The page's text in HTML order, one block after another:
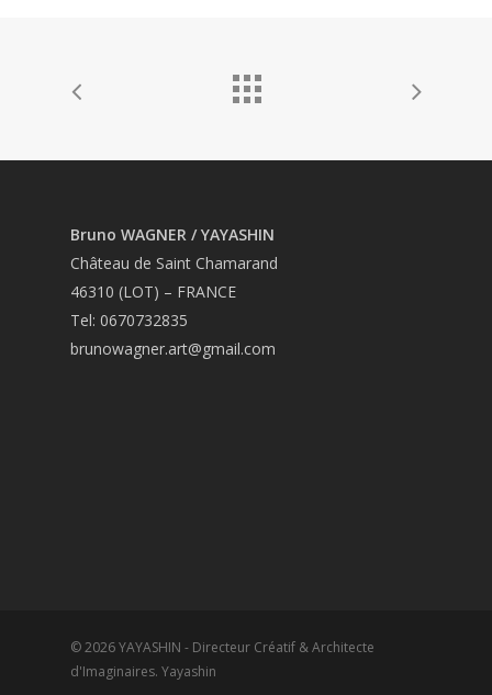
Bruno WAGNER / YAYASHIN
Château de Saint Chamarand
46310 (LOT) – FRANCE
Tel: 0670732835
brunowagner.art@gmail.com
© 2026 YAYASHIN - Directeur Créatif & Architecte
d'Imaginaires. Yayashin